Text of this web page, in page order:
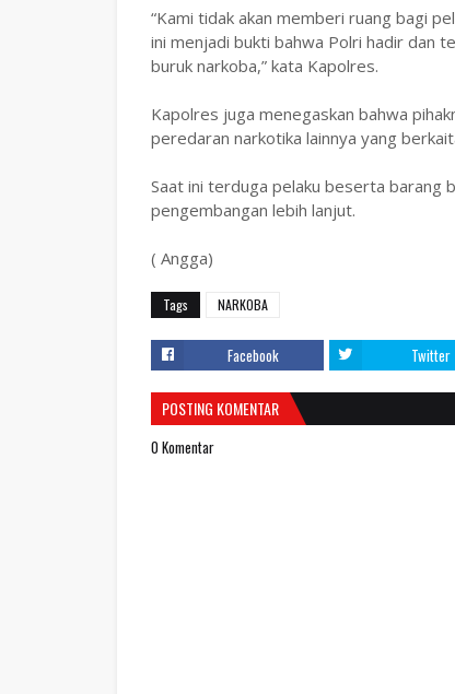
“Kami tidak akan memberi ruang bagi
ini menjadi bukti bahwa Polri hadir dan
buruk narkoba,” kata Kapolres.
Kapolres juga menegaskan bahwa
peredaran narkotika lainnya yang
Saat ini terduga pelaku beserta barang
pengembangan lebih lanjut.
( Angga)
Tags NARKOBA
Facebook Twitter
POSTING KOMENTAR
0 Komentar